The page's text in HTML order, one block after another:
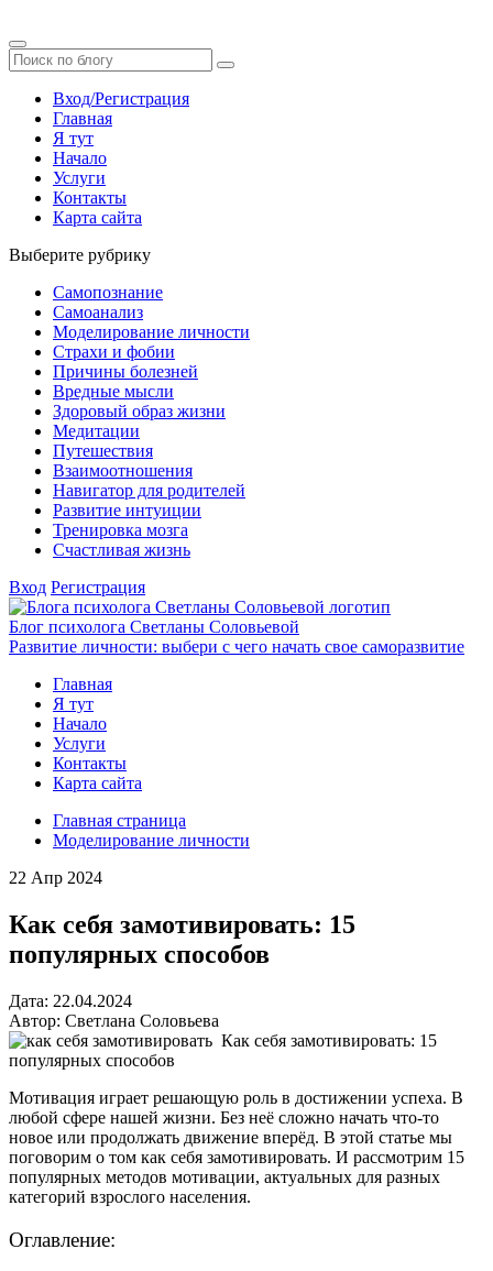
Вход/Регистрация
Главная
Я тут
Начало
Услуги
Контакты
Карта сайта
Выберите рубрику
Самопознание
Самоанализ
Моделирование личности
Страхи и фобии
Причины болезней
Вредные мысли
Здоровый образ жизни
Медитации
Путешествия
Взаимоотношения
Навигатор для родителей
Развитие интуиции
Тренировка мозга
Счастливая жизнь
Вход Регистрация
Блог психолога Светланы Соловьевой
Развитие личности: выбери с чего начать свое саморазвитие
Главная
Я тут
Начало
Услуги
Контакты
Карта сайта
Главная страница
Моделирование личности
22 Апр 2024
Как себя замотивировать: 15
популярных способов
Дата: 22.04.2024
Автор: Светлана Соловьева
Как себя замотивировать: 15
популярных способов
Мотивация играет решающую роль в достижении успеха. В
любой сфере нашей жизни. Без неё сложно начать что-то
новое или продолжать движение вперёд. В этой статье мы
поговорим о том как себя замотивировать. И рассмотрим 15
популярных методов мотивации, актуальных для разных
категорий взрослого населения.
Оглавление: